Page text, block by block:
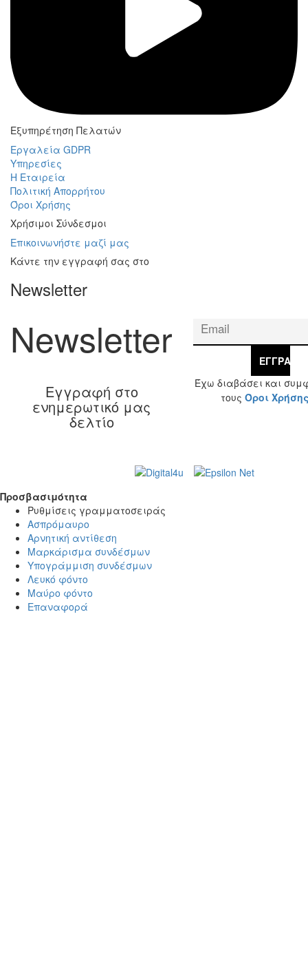
Εξυπηρέτηση Πελατών
Εργαλεία GDPR
Υπηρεσίες
Η Εταιρεία
Πολιτική Απορρήτου
Όροι Χρήσης
Χρήσιμοι Σύνδεσμοι
Επικοινωνήστε μαζί μας
Κάντε την εγγραφή σας στο
Newsletter
Newsletter
Εγγραφή στο
ενημερωτικό μας
δελτίο
ΕΓΓΡΑΦΉ
Έχω διαβάσει και
τους Όροι
Προσβασιμότητα
Προσβασιμότητα
Ρυθμίσεις γραμματοσειράς
Ασπρόμαυρο
Αρνητική αντίθεση
Μαρκάρισμα συνδέσμων
Υπογράμμιση συνδέσμων
Λευκό φόντο
Μαύρο φόντο
Επαναφορά